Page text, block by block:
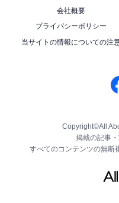
会社概要
プライバシーポリシー
当サイトの情報についての注
Copyright©All
掲載の記事・
すべてのコンテンツの無断